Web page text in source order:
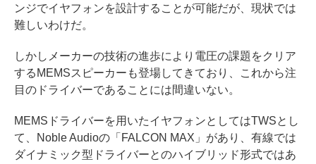
ンジでイヤフォンを設計することが可能だが、現状では
難しいわけだ。
しかしメーカーの技術の進歩により電圧の課題をクリア
するMEMSスピーカーも登場してきており、これから注
目のドライバーであることには間違いない。
MEMSドライバーを用いたイヤフォンとしてはTWSとし
て、Noble Audioの「FALCON MAX」があり、有線では
ダイナミック型ドライバーとのハイブリッド形式ではあ